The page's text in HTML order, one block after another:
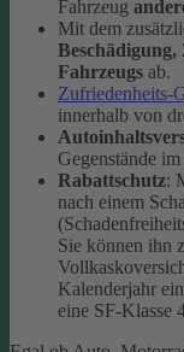
Fahrzeug
Mit dem
Beschädigung,
Fahrzeugs ab.
Zufriedenheits-
innerhalb von
Gegenstände
Rabattschutz:
nach einem
Sie können ihn
Kalenderjahr
eine SF-Klasse